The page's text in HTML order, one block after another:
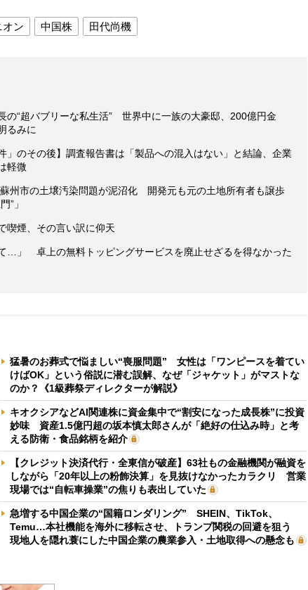
オン 中国株 田代尚機
の“超バブリーな私生活” 世界中に一族の大豪邸、200億円金
るみに
」のその後】調査報告書は「製品への混入はない」と結論、企業
軽微
蘇州市の土壌汚染問題が泥沼化 開発元も元の土地所有者も譲歩
”」
喫煙、その言い訳に仰天
…」 卓上の無料トッピングサービスを廃止せざるを得なかった
猛暑のお葬式で悩ましい“喪服問題” 女性は「ワンピースを着てい
けばOK」という俗説に潜む誤解、なぜ「ジャケット」がマストな
のか？《1級葬祭ディレクターが解説》
キオクシアなどAI関連株に資金集中で“割安になった成長株”に投資
妙味 資産1.5億円超の坂本慎太郎さんが「絶好の仕込み時」と考
える防衛・食品銘柄を紹介
【クレジット決済代行・全東信が破産】63社もの金融機関が融資を
しながら「20年以上の粉飾決算」を見抜けなかったカラクリ 営業
現場では“自転車操業”の焦りも表出していた
急増する中国企業の“国籍ロンダリング” SHEIN、TikTok、
Temu…本社機能を海外に移転させ、トランプ関税の回避を狙う
現地人を隠れ蓑にした中国企業の農業参入・土地取得への懸念も